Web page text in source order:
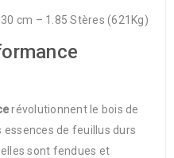
cm – 1.85 Stères (621Kg)
révolutionnent le bois de
de feuillus durs
sont fendues et